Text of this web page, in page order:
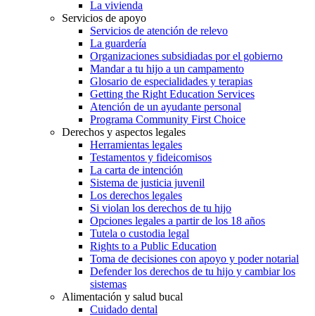
La vivienda
Servicios de apoyo
Servicios de atención de relevo
La guardería
Organizaciones subsidiadas por el gobierno
Mandar a tu hijo a un campamento
Glosario de especialidades y terapias
Getting the Right Education Services
Atención de un ayudante personal
Programa Community First Choice
Derechos y aspectos legales
Herramientas legales
Testamentos y fideicomisos
La carta de intención
Sistema de justicia juvenil
Los derechos legales
Si violan los derechos de tu hijo
Opciones legales a partir de los 18 años
Tutela o custodia legal
Rights to a Public Education
Toma de decisiones con apoyo y poder notarial
Defender los derechos de tu hijo y cambiar los
sistemas
Alimentación y salud bucal
Cuidado dental